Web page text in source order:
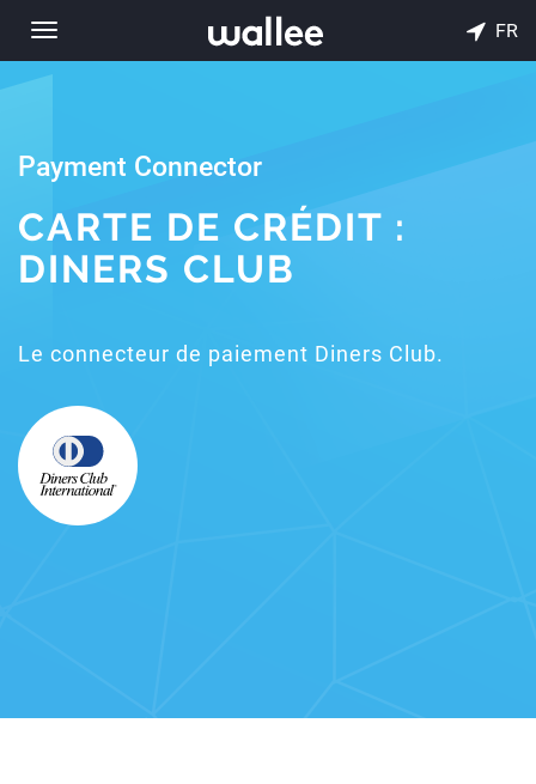
Toggle
navigation
FR
Payment Connector
CARTE DE CRÉDIT :
DINERS CLUB
Le connecteur de paiement Diners Club.